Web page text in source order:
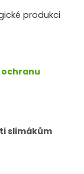
produkci
slimákům